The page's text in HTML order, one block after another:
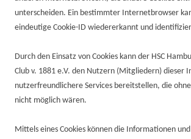
unterscheiden. Ein bestimmter Internetbrowser
eindeutige Cookie-ID wiedererkannt und
Durch den Einsatz von Cookies kann der HSC
Club v. 1881 e.V. den Nutzern (Mitgliedern) dieser
nutzerfreundlichere Services bereitstellen, die
nicht möglich wären.
Mittels eines Cookies können die Informationen